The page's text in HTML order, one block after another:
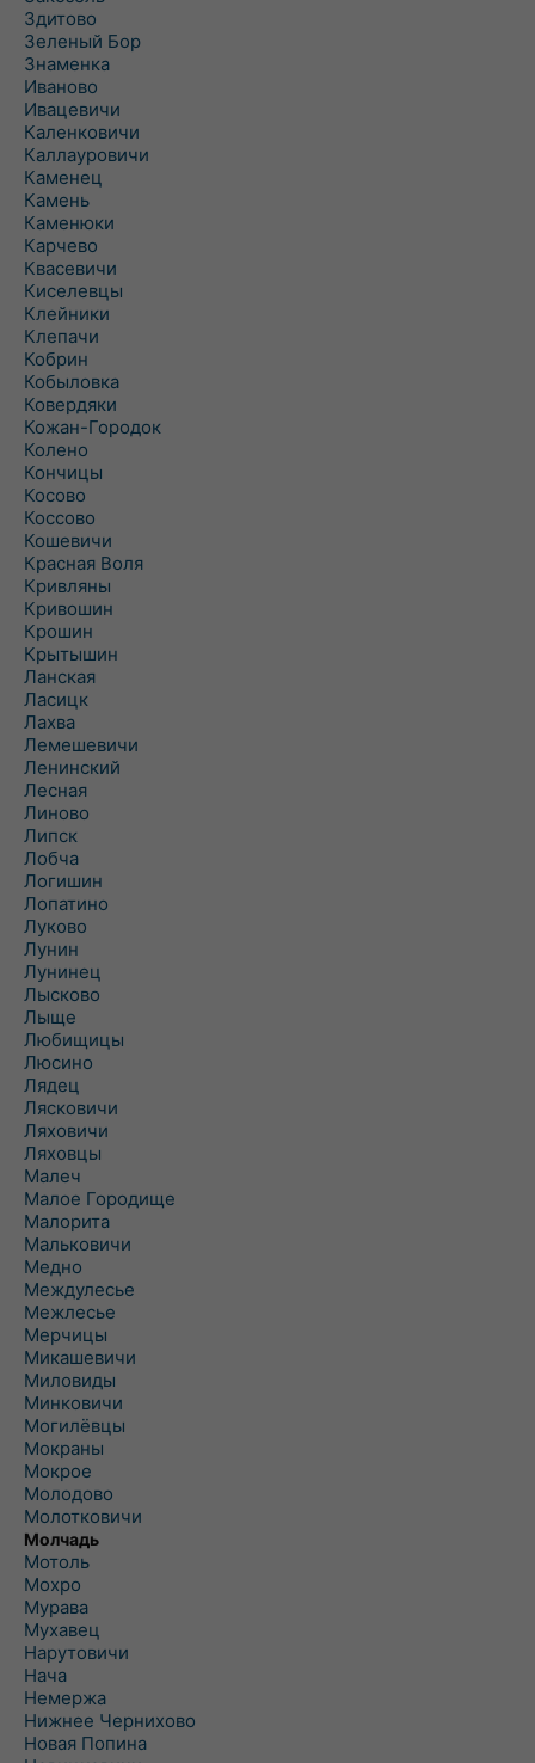
Здитово
Зеленый Бор
Знаменка
Иваново
Ивацевичи
Каленковичи
Каллауровичи
Каменец
Камень
Каменюки
Карчево
Квасевичи
Киселевцы
Клейники
Клепачи
Кобрин
Кобыловка
Ковердяки
Кожан-Городок
Колено
Кончицы
Косово
Коссово
Кошевичи
Красная Воля
Кривляны
Кривошин
Крошин
Крытышин
Ланская
Ласицк
Лахва
Лемешевичи
Ленинский
Лесная
Линово
Липск
Лобча
Логишин
Лопатино
Луково
Лунин
Лунинец
Лысково
Лыще
Любищицы
Люсино
Лядец
Лясковичи
Ляховичи
Ляховцы
Малеч
Малое Городище
Малорита
Мальковичи
Медно
Междулесье
Межлесье
Мерчицы
Микашевичи
Миловиды
Минковичи
Могилёвцы
Мокраны
Мокрое
Молодово
Молотковичи
Молчадь
Мотоль
Мохро
Мурава
Мухавец
Нарутовичи
Нача
Немержа
Нижнее Чернихово
Новая Попина